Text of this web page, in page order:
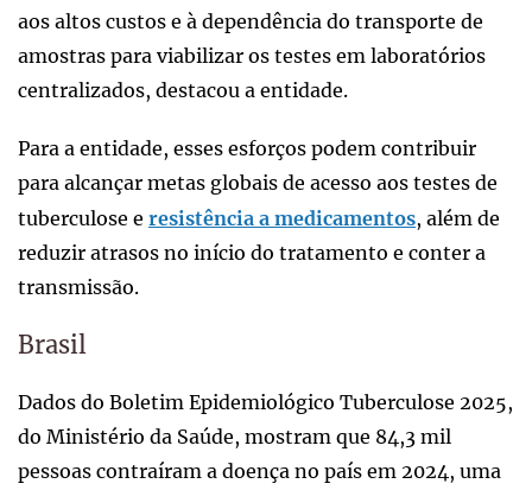
aos altos custos e à dependência do transporte de
amostras para viabilizar os testes em laboratórios
centralizados, destacou a entidade.
Para a entidade, esses esforços podem contribuir
para alcançar metas globais de acesso aos testes de
tuberculose e resistência a medicamentos, além de
reduzir atrasos no início do tratamento e conter a
transmissão.
Brasil
Dados do Boletim Epidemiológico Tuberculose 2025,
do Ministério da Saúde, mostram que 84,3 mil
pessoas contraíram a doença no país em 2024, uma